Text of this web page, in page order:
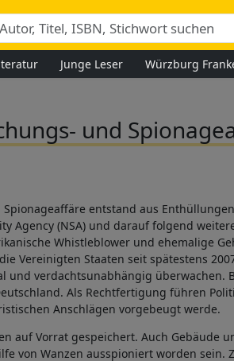
Junge Leser Würzburg
und
entstand aus
Agency (NSA) und darauf folgend
Whistleblower und ehemalige
Vereinigten Staaten seit spätestens
und verdachtsunabhängig überwachen.
Als Rechtfertigung führen
Anschlägen vorgebeugt werde.
auf Vorrat gespeichert. Auch Gebäude
von Wanzen ausspioniert worden sein.